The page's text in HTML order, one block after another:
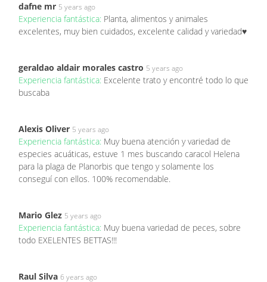
dafne mr 5 years ago
Experiencia fantástica: Planta, alimentos y animales
excelentes, muy bien cuidados, excelente calidad y variedad♥️
geraldao aldair morales castro 5 years ago
Experiencia fantástica: Excelente trato y encontré todo lo que
buscaba
Alexis Oliver 5 years ago
Experiencia fantástica: Muy buena atención y variedad de
especies acuáticas, estuve 1 mes buscando caracol Helena
para la plaga de Planorbis que tengo y solamente los
conseguí con ellos. 100% recomendable.
Mario Glez 5 years ago
Experiencia fantástica: Muy buena variedad de peces, sobre
todo EXELENTES BETTAS!!!
Raul Silva 6 years ago